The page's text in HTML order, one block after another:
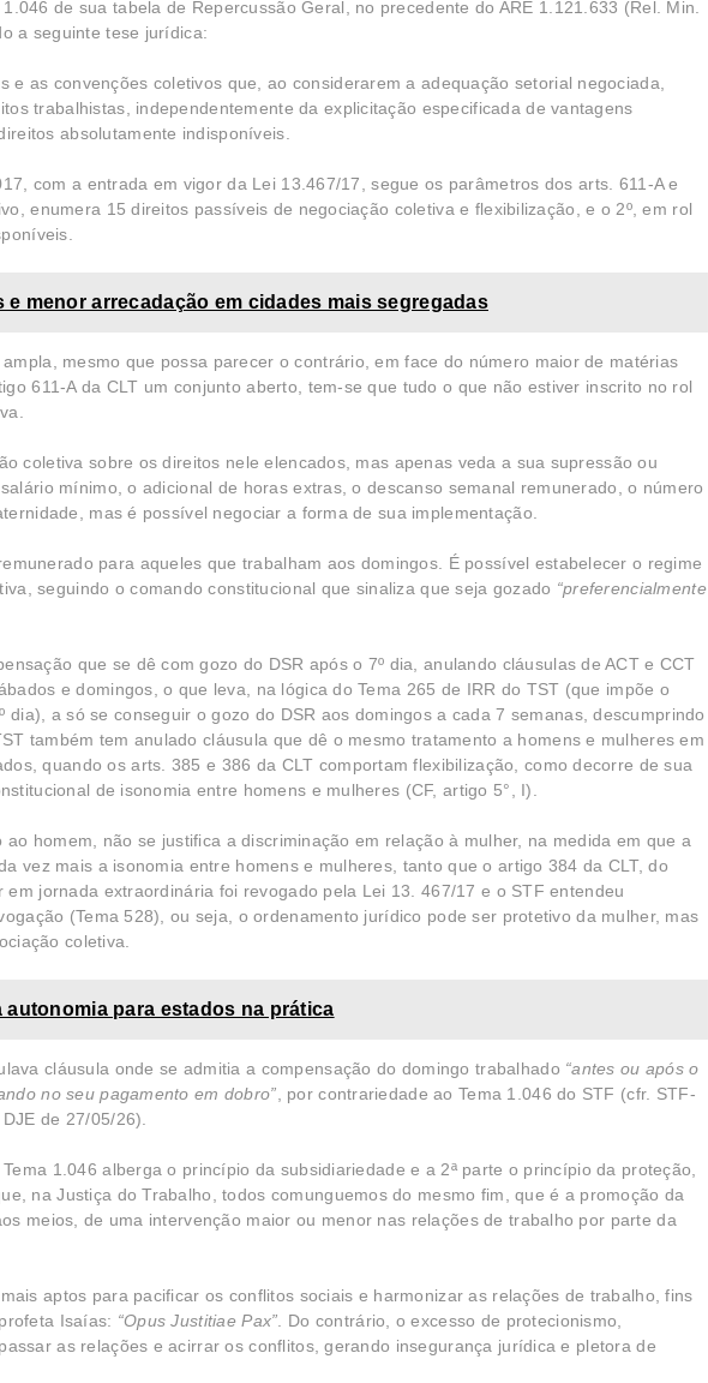
de sua tabela de Repercussão Geral, no precedente do ARE 1.121.633 (Rel. Min.
a seguinte tese jurídica:
e as convenções coletivos que, ao considerarem a adequação setorial negociada,
trabalhistas, independentemente da explicitação especificada de vantagens
absolutamente indisponíveis.
com a entrada em vigor da Lei 13.467/17, segue os parâmetros dos arts. 611-A e
enumera 15 direitos passíveis de negociação coletiva e flexibilização, e o 2º, em rol
menor arrecadação em cidades mais segregadas
mesmo que possa parecer o contrário, em face do número maior de matérias
611-A da CLT um conjunto aberto, tem-se que tudo o que não estiver inscrito no rol
coletiva sobre os direitos nele elencados, mas apenas veda a sua supressão ou
mínimo, o adicional de horas extras, o descanso semanal remunerado, o número
mas é possível negociar a forma de sua implementação.
para aqueles que trabalham aos domingos. É possível estabelecer o regime
seguindo o comando constitucional que sinaliza que seja gozado “preferencialmente
que se dê com gozo do DSR após o 7º dia, anulando cláusulas de ACT e CCT
e domingos, o que leva, na lógica do Tema 265 de IRR do TST (que impõe o
dia), a só se conseguir o gozo do DSR aos domingos a cada 7 semanas, descumprindo
também tem anulado cláusula que dê o mesmo tratamento a homens e mulheres em
quando os arts. 385 e 386 da CLT comportam flexibilização, como decorre de sua
de isonomia entre homens e mulheres (CF, artigo 5°, I).
homem, não se justifica a discriminação em relação à mulher, na medida em que a
vez mais a isonomia entre homens e mulheres, tanto que o artigo 384 da CLT, do
jornada extraordinária foi revogado pela Lei 13. 467/17 e o STF entendeu
(Tema 528), ou seja, o ordenamento jurídico pode ser protetivo da mulher, mas
coletiva.
autonomia para estados na prática
cláusula onde se admitia a compensação do domingo trabalhado “antes ou após o
no seu pagamento em dobro”, por contrariedade ao Tema 1.046 do STF (cfr. STF-
de 27/05/26).
1.046 alberga o princípio da subsidiariedade e a 2ª parte o princípio da proteção,
na Justiça do Trabalho, todos comunguemos do mesmo fim, que é a promoção da
meios, de uma intervenção maior ou menor nas relações de trabalho por parte da
aptos para pacificar os conflitos sociais e harmonizar as relações de trabalho, fins
Isaías: “Opus Justitiae Pax”. Do contrário, o excesso de protecionismo,
as relações e acirrar os conflitos, gerando insegurança jurídica e pletora de